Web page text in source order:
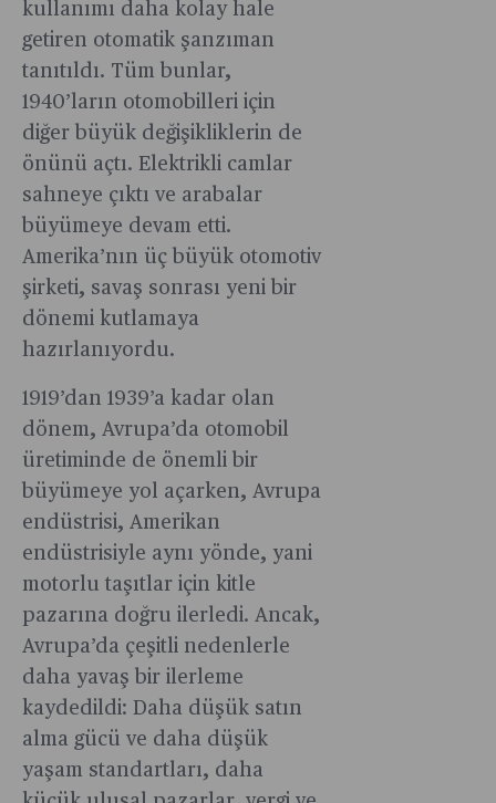
kullanımı daha kolay hale
getiren otomatik şanzıman
tanıtıldı. Tüm bunlar,
1940’ların otomobilleri için
diğer büyük değişikliklerin de
önünü açtı. Elektrikli camlar
sahneye çıktı ve arabalar
büyümeye devam etti.
Amerika’nın üç büyük otomotiv
şirketi, savaş sonrası yeni bir
dönemi kutlamaya
hazırlanıyordu.
1919’dan 1939’a kadar olan
dönem, Avrupa’da otomobil
üretiminde de önemli bir
büyümeye yol açarken, Avrupa
endüstrisi, Amerikan
endüstrisiyle aynı yönde, yani
motorlu taşıtlar için kitle
pazarına doğru ilerledi. Ancak,
Avrupa’da çeşitli nedenlerle
daha yavaş bir ilerleme
kaydedildi: Daha düşük satın
alma gücü ve daha düşük
yaşam standartları, daha